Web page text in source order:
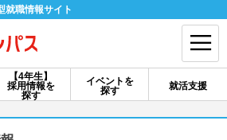
就職情報サイト
【4年生】
採用情報を
探す
イベントを
探す
就活支援
ログイン